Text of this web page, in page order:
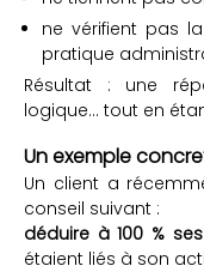
ne vérifient pas
pratique
Résultat : une
logique… tout en
Un exemple
Un client a
conseil suivant :
déduire à 100 %
étaient liés à son